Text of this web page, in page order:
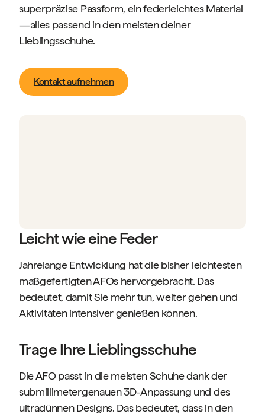
superpräzise Passform, ein federleichtes Material
—alles passend in den meisten deiner
Lieblingsschuhe.
Kontakt aufnehmen
Leicht wie eine Feder
Jahrelange Entwicklung hat die bisher leichtesten
maßgefertigten AFOs hervorgebracht. Das
bedeutet, damit Sie mehr tun, weiter gehen und
Aktivitäten intensiver genießen können.
Trage Ihre Lieblingsschuhe
Die AFO passt in die meisten Schuhe dank der
submillimetergenauen 3D-Anpassung und des
ultradünnen Designs. Das bedeutet, dass in den